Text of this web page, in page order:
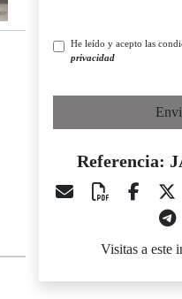
He leído y acepto las
privacidad
Referencia:
Visitas a este